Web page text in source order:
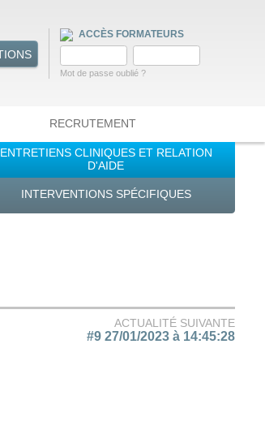
ACCÈS FORMATEURS
Mot de passe oublié ?
RECRUTEMENT
ENTRETIENS CLINIQUES ET RELATION
D'AIDE
INTERVENTIONS SPÉCIFIQUES
ACTUALITÉ SUIVANTE
#9 27/01/2023 à 14:45:28